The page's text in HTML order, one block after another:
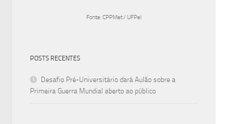
Fonte: CPPMet / UFPel
POSTS RECENTES
Desafio Pré-Universitário dará Aulão sobre a
Primeira Guerra Mundial aberto ao público